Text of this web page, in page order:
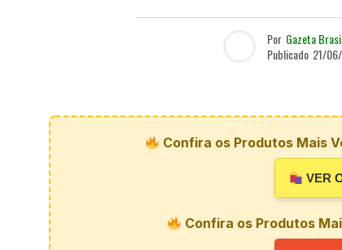
Por Gazeta
Publicado 21/
Confira os Produtos Mais
VER
Confira os Produtos